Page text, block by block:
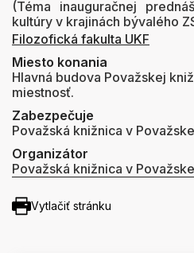
(Téma inauguračnej
kultúry v krajinách bývalého
Filozofická fakulta UKF
Miesto konania
Hlavná budova Považskej
miestnosť.
Zabezpečuje
Považská knižnica v
Organizátor
Považská knižnica v
Vytlačiť stránku